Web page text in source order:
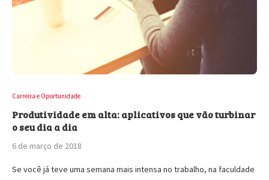
Carreira e Oportunidade
Produtividade em alta: aplicativos que vão turbinar
o seu dia a dia
6 de março de 2018
Se você já teve uma semana mais intensa no trabalho, na faculdade